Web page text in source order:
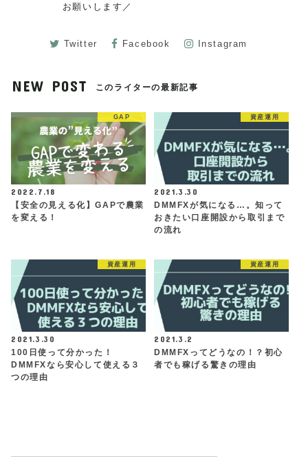
お願いします／
Twitter Facebook Instagram
NEW POST このライターの最新記事
GAP
2022.7.18
【安全の見える化】GAPで農業
を変える！
資産運用
2021.3.30
DMMFXが気になる…。知って
おきたい口座開設から取引まで
の流れ
資産運用
2021.3.30
100日使って分かった！
DMMFXなら安心して使える３
つの理由
資産運用
2021.3.2
DMMFXってどうなの！？初心
者でも稼げる驚きの理由